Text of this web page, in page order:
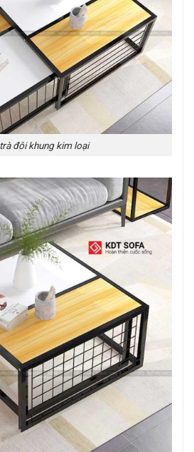
đôi khung kim loại